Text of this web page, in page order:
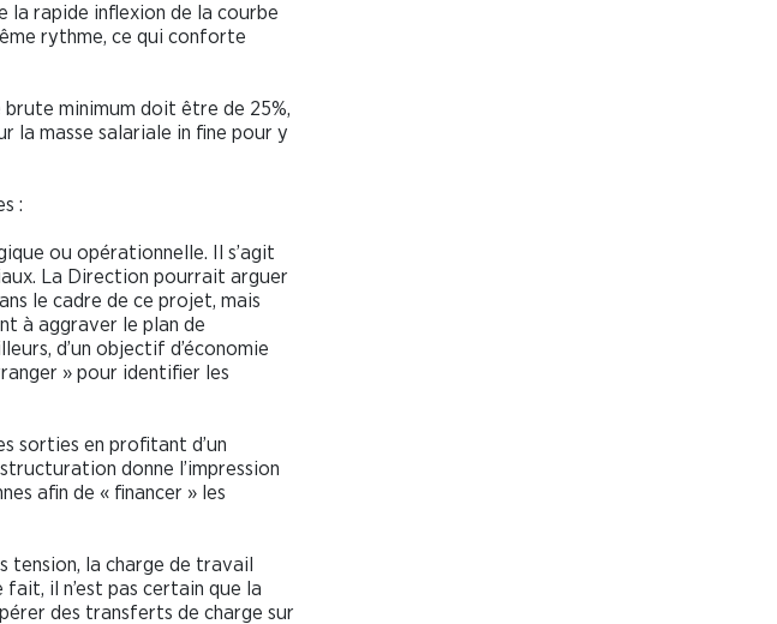
la rapide inflexion de la courbe
rythme, ce qui conforte
minimum doit être de 25%,
la masse salariale in fine pour y
:
ou opérationnelle. Il s’agit
La Direction pourrait arguer
le cadre de ce projet, mais
à aggraver le plan de
d’un objectif d’économie
» pour identifier les
sorties en profitant d’un
donne l’impression
afin de « financer » les
tension, la charge de travail
il n’est pas certain que la
des transferts de charge sur